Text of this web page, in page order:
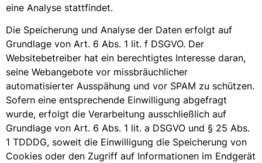
eine Analyse stattfindet.
Die Speicherung und Analyse der Daten erfolgt auf
Grundlage von Art. 6 Abs. 1 lit. f DSGVO. Der
Websitebetreiber hat ein berechtigtes Interesse daran,
seine Webangebote vor missbräuchlicher
automatisierter Ausspähung und vor SPAM zu schützen.
Sofern eine entsprechende Einwilligung abgefragt
wurde, erfolgt die Verarbeitung ausschließlich auf
Grundlage von Art. 6 Abs. 1 lit. a DSGVO und § 25 Abs.
1 TDDDG, soweit die Einwilligung die Speicherung von
Cookies oder den Zugriff auf Informationen im Endgerät